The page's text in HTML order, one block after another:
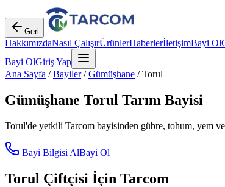
Geri
HakkımızdaNasıl ÇalışırÜrünlerHaberlerİletişimBayi Ol
Bayi OlGiriş Yap
Ana Sayfa /Bayiler/Gümüşhane /Torul
Gümüşhane Torul Tarım Bayisi
Torul'de yetkili Tarcom bayisinden gübre, tohum, yem ve
Bayi Bilgisi AlBayi Ol
Torul Çiftçisi İçin Tarcom